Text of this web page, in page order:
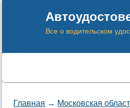
Все о водительском
Главная → Московская